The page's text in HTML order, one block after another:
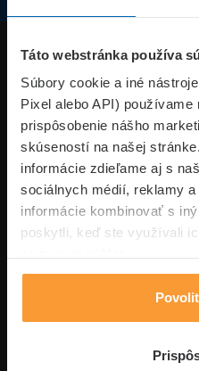
Táto webstránka používa
Súbory cookie a iné
Pixel alebo API) používame
prispôsobenie nášho
skúseností na našej
informácie zdieľame aj s
sociálnych médií, reklamy
informácie kombinovať s
poskytli, keď ste využívali
Produkty
Superpoistenie.sk
Informácie
Typy poistení
Volajte pon-
0850